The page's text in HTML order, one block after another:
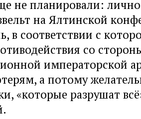
не планировали:
на Ялтинской
в соответствии с
со
императорской
а потому
«которые разрушат